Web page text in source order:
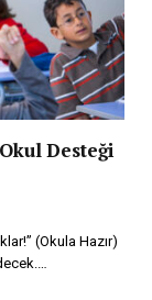
Desteği
(Okula Hazır)